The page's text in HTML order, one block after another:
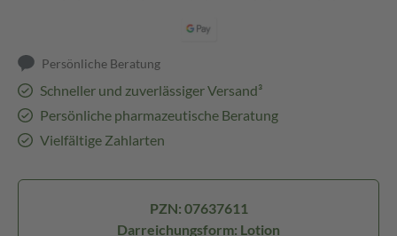
Persönliche Beratung
Schneller und zuverlässiger Versand³
Persönliche pharmazeutische Beratung
Vielfältige Zahlarten
PZN: 07637611
Darreichungsform: Lotion